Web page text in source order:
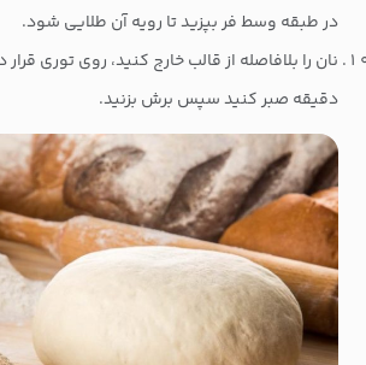
در طبقه وسط فر بپزید تا رویه آن طلایی شود.
دقیقه صبر کنید سپس برش بزنید.